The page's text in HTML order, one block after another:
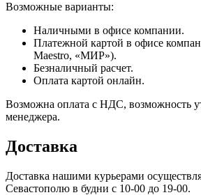
Возможные варианты:
Наличными в офисе компании.
Платежной картой в офисе
Maestro, «МИР»).
Безналичный расчет.
Оплата картой онлайн.
Возможна оплата с НДС, возможность
менеджера.
Доставка
Доставка нашими курьерами
Севастополю в будни с 10-00 до 19-00.